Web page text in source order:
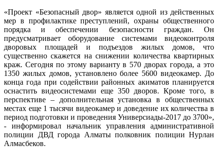
«Проект «Безопасный двор» является одной из действенных
мер в профилактике преступлений, охраны общественного
порядка и обеспечении безопасности граждан. Он
предусматривает оборудование системами видеоконтроля
дворовых площадей и подъездов жилых домов, что
существенно скажется на снижении количества квартирных
краж. Сегодня по этому варианту в 570 дворах города, а это
1350 жилых домов, установлено более 5600 видеокамер. До
конца года при содействии районных акиматов планируется
оснастить видеосистемами еще 350 дворов. Кроме того, в
перспективе – дополнительная установка в общественных
местах еще 1 тысячи видеокамер и доведение их количества в
период подготовки и проведения Универсиады-2017 до 3700»,
- информировал начальник управления административной
полиции ДВД города Алматы полковник полиции Нурлан
Алмасбеков.